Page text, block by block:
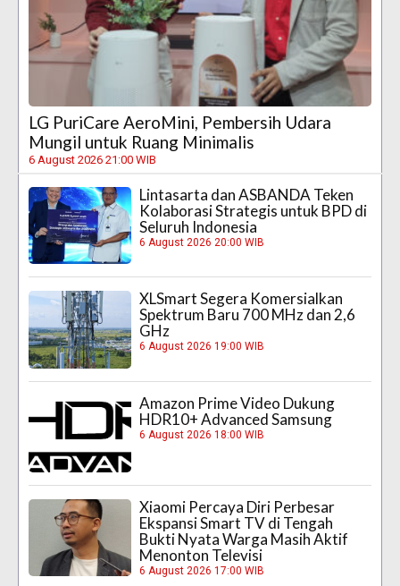
LG PuriCare AeroMini, Pembersih Udara
Mungil untuk Ruang Minimalis
6 August 2026 21:00 WIB
Lintasarta dan ASBANDA Teken
Kolaborasi Strategis untuk BPD di
Seluruh Indonesia
6 August 2026 20:00 WIB
XLSmart Segera Komersialkan
Spektrum Baru 700 MHz dan 2,6
GHz
6 August 2026 19:00 WIB
Amazon Prime Video Dukung
HDR10+ Advanced Samsung
6 August 2026 18:00 WIB
Xiaomi Percaya Diri Perbesar
Ekspansi Smart TV di Tengah
Bukti Nyata Warga Masih Aktif
Menonton Televisi
6 August 2026 17:00 WIB